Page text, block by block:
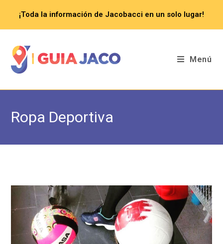
contenido
¡Toda la información de Jacobacci en un solo lugar!
Menú
Ropa Deportiva